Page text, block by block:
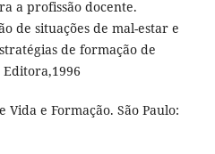
a profissão docente.
de situações de mal-estar e
de formação de
Vida e Formação. São Paulo: